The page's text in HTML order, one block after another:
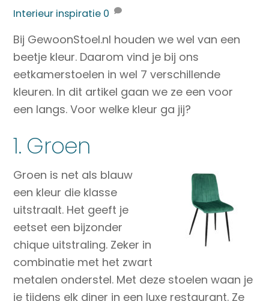
Interieur inspiratie 0
Bij GewoonStoel.nl houden we wel van een
beetje kleur. Daarom vind je bij ons
eetkamerstoelen in wel 7 verschillende
kleuren. In dit artikel gaan we ze een voor
een langs. Voor welke kleur ga jij?
1. Groen
Groen is net als blauw
een kleur die klasse
uitstraalt. Het geeft je
eetset een bijzonder
chique uitstraling. Zeker in
combinatie met het zwart
metalen onderstel. Met deze stoelen waan je
je tijdens elk diner in een luxe restaurant. Ze